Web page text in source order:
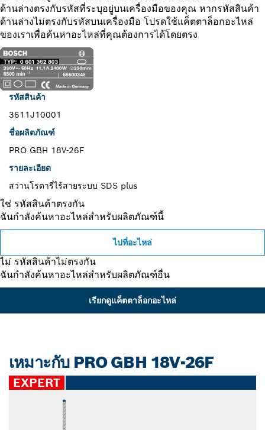
ด้านล่างตรงกับรหัสที่ระบุอยู่บนเครื่องมือของคุณ หากรหัสสินค้า
ด้านล่างไม่ตรงกับรหัสบนเครื่องมือ โปรดใช้แค็ตตาล็อกอะไหล่
ของเราเพื่อค้นหาอะไหล่ที่คุณต้องการได้โดยตรง
รหัสสินค้า
3611J10001
ชื่อผลิตภัณฑ์
PRO GBH 18V-26F
รายละเอียด
สว่านโรตารี่ไร้สายระบบ SDS plus
ใช่ รหัสสินค้าตรงกัน
ฉันกำลังค้นหาอะไหล่สำหรับผลิตภัณฑ์นี้
ไปที่อะไหล่
ไม่ รหัสสินค้าไม่ตรงกัน
ฉันกำลังค้นหาอะไหล่สำหรับผลิตภัณฑ์อื่น
เรียกดูแค็ตตาล็อกอะไหล่
เหมาะกับ PRO GBH 18V-26F
EXPERT